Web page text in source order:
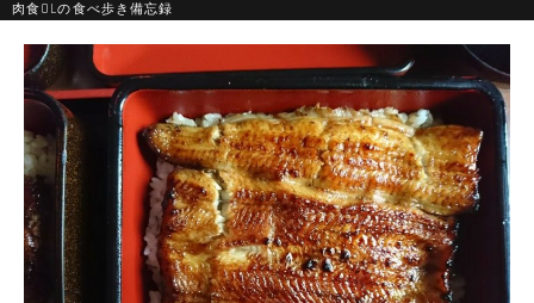
肉食OLの食べ歩き備忘録
u
u
t
o
n